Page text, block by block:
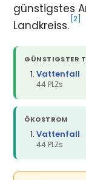
günstigstes
Landkreiss. [2]
GÜNSTIGSTER
Vattenfall
44 PLZs
ÖKOSTROM
Vattenfall
44 PLZs